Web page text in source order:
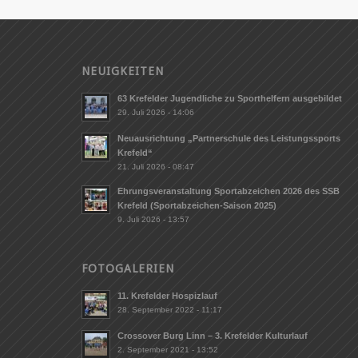
NEUIGKEITEN
63 Krefelder Jugendliche zu Sporthelfern ausgebildet
29. Juli 2026 - 14:06
Neuausrichtung „Partnerschule des Leistungssports
Krefeld“
21. Juli 2026 - 08:47
Ehrungsveranstaltung Sportabzeichen 2026 des SSB
Krefeld (Sportabzeichen-Saison 2025)
9. Juli 2026 - 13:57
FOTOGALERIEN
11. Krefelder Hospizlauf
28. September 2022 - 11:17
Crossover Burg Linn – 3. Krefelder Kulturlauf
2. September 2021 - 13:52